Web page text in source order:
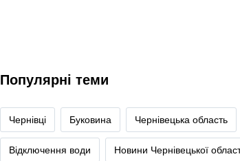
Популярні теми
Чернівці Буковина Чернівецька область
Відключення води Новини Чернівецької